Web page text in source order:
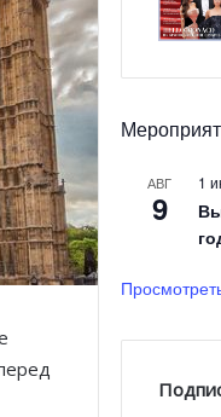
АВГ
9
1